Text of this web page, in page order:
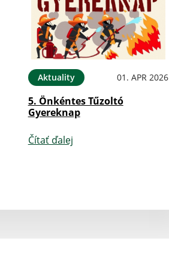
Aktuality 01. APR 2026
5. Önkéntes Tűzoltó
Gyereknap
Čítať ďalej